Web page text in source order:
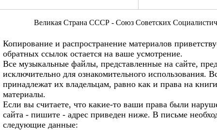
Великая Страна СССР - Союз Советских
Копирование и распространение материалов
обратных ссылок остается на ваше усмотрение.
Все музыкальные файлы, представленные на сайте,
исключительно для ознакомительного использования.
принадлежат их владельцам, равно как и права на
материалы.
Если вы считаете, что какие-то ваши права были
сайта - пишите - адрес приведен ниже. В письме
следующие данные: